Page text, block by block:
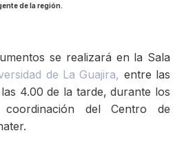
de la región.
se realizará en la Sala
de La Guajira, entre las
4.00 de la tarde, durante los
del Centro de